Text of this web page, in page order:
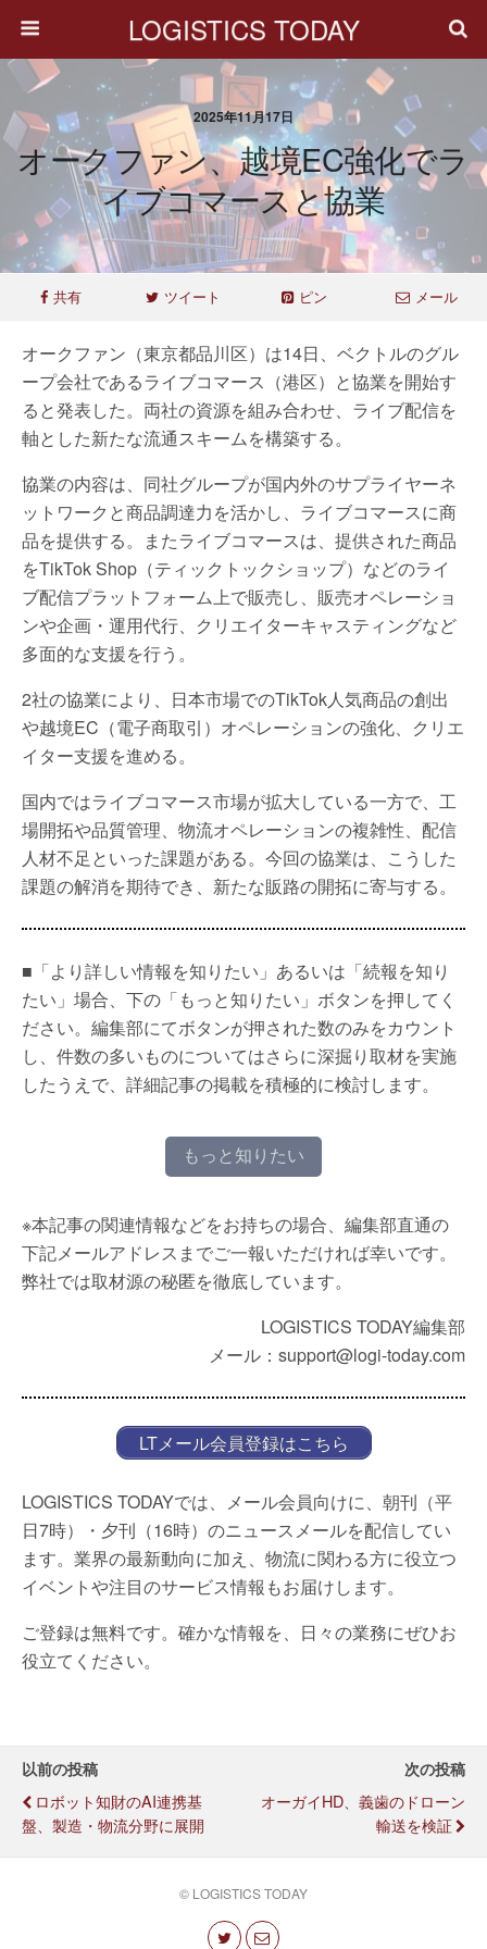
LOGISTICS TODAY
2025年11月17日
オークファン、越境EC強化でラ
イブコマースと協業
共有 ツイート ピン メール
オークファン（東京都品川区）は14日、ベクトルのグル
ープ会社であるライブコマース（港区）と協業を開始す
ると発表した。両社の資源を組み合わせ、ライブ配信を
軸とした新たな流通スキームを構築する。
協業の内容は、同社グループが国内外のサプライヤーネ
ットワークと商品調達力を活かし、ライブコマースに商
品を提供する。またライブコマースは、提供された商品
をTikTok Shop（ティックトックショップ）などのライ
ブ配信プラットフォーム上で販売し、販売オペレーショ
ンや企画・運用代行、クリエイターキャスティングなど
多面的な支援を行う。
2社の協業により、日本市場でのTikTok人気商品の創出
や越境EC（電子商取引）オペレーションの強化、クリエ
イター支援を進める。
国内ではライブコマース市場が拡大している一方で、工
場開拓や品質管理、物流オペレーションの複雑性、配信
人材不足といった課題がある。今回の協業は、こうした
課題の解消を期待でき、新たな販路の開拓に寄与する。
■「より詳しい情報を知りたい」あるいは「続報を知り
たい」場合、下の「もっと知りたい」ボタンを押してく
ださい。編集部にてボタンが押された数のみをカウント
し、件数の多いものについてはさらに深掘り取材を実施
したうえで、詳細記事の掲載を積極的に検討します。
もっと知りたい
※本記事の関連情報などをお持ちの場合、編集部直通の
下記メールアドレスまでご一報いただければ幸いです。
弊社では取材源の秘匿を徹底しています。
LOGISTICS TODAY編集部
メール：support@logi-today.com
LTメール会員登録はこちら
LOGISTICS TODAYでは、メール会員向けに、朝刊（平
日7時）・夕刊（16時）のニュースメールを配信してい
ます。業界の最新動向に加え、物流に関わる方に役立つ
イベントや注目のサービス情報もお届けします。
ご登録は無料です。確かな情報を、日々の業務にぜひお
役立てください。
以前の投稿
ロボット知財のAI連携基
盤、製造・物流分野に展開
次の投稿
オーガイHD、義歯のドローン
輸送を検証
© LOGISTICS TODAY